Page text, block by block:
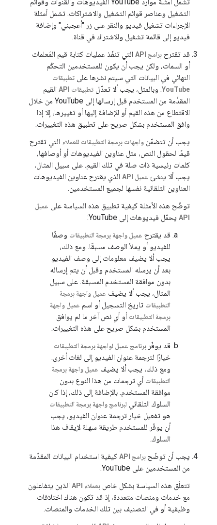
التشغيل وعناصر قوائم التشغيل والاشتراكات. تشمل أمثلة
الإجراءات تشغيل فيديو والنقر على زر "أعجبني" وإضافة
فيديو إلى قائمة تشغيل والاشتراك في قناة.
قد تقترح برامج API
التي تنفّذ عمليات كتابة قيم المَعلمات
أو السمات، ولكن يجب أن يكون للمستخدمين التحكّم
النهائي في البيانات التي سيتم نشرها على تطبيقات
YouTube. وبالمثل، يجب ألا تعدّل تطبيقات API
القيم
المقدَّمة من المستخدم قبل إرسالها إلى YouTube من خلال
الاقتطاع من هذه القيم أو الإضافة إليها أو تغييرها، إلا إذا
وافق المستخدم بشكل صريح على تطبيق هذه التغييرات.
يجب أن تتضمّن واجهات برمجة التطبيقات للعملاء التي تقترح
قيمًا لحقول النص، مثل عناوين الفيديوهات أو أوصافها،
كلمات رئيسية ذات صلة في تلك القيم. على سبيل المثال،
يجب ألا ينشئ عميل API
الذي يقترح عناوين الفيديوهات
العناوين التلقائية نفسها لجميع المستخدمين.
توضّح هذه الأمثلة كيفية تطبيق هذه السياسة على عميل
API يحمّل فيديوهات إلى YouTube:
قد يقترح عميل واجهة برمجة التطبيقات وصفًا
للفيديو أو يملأ الوصف مسبقًا. ومع ذلك،
يجب ألا يضيف معلومات إلى وصف الفيديو
بعد أن يرسله المستخدم وقبل أن يتم إرساله
بدون موافقة المستخدم المسبقة. على سبيل
المثال، يجب ألا يضيف عميل واجهة برمجة
التطبيقات تاريخ التسجيل أو اسم عميل واجهة
برمجة التطبيقات أو أي نص آخر ما لم يوافق
المستخدم بشكل صريح على هذه التغييرات.
قد يوفّر برنامج عميل لواجهة برمجة التطبيقات
خيارًا لترجمة عنوان الفيديو إلى لغات أخرى.
ومع ذلك، يجب ألا يضيف عميل واجهة برمجة
التطبيقات أي ترجمات من هذا النوع بدون
موافقة المستخدم. بالإضافة إلى ذلك، إذا كان
السلوك التلقائي لبرنامج واجهة برمجة التطبيقات
هو تفعيل خيار ترجمة عنوان الفيديو، يجب
أن يوفّر للمستخدم طريقة سهلة لإيقاف هذا
السلوك.
يجب أن توضّح برامج API
كيفية استخدام البيانات المقدّمة
من المستخدمين على YouTube.
تتعلّق هذه السياسة بشكل خاص بعملاء API
الذين يتفاعلون
مع خدمات ومنصات متعددة، إذ قد تكون هناك اختلافات
وظيفية أو في التصنيف بين تلك الخدمات والمنصات.